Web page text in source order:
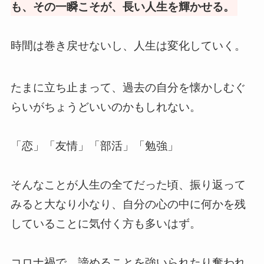
も、その一瞬こそが、長い人生を輝かせる。
時間は巻き戻せないし、人生は変化していく。
たまに立ち止まって、過去の自分を懐かしむぐ
らいがちょうどいいのかもしれない。
「恋」「友情」「部活」「勉強」
そんなことが人生の全てだった頃、振り返って
みると大なり小なり、自分の心の中に何かを残
していることに気付く方も多いはず。